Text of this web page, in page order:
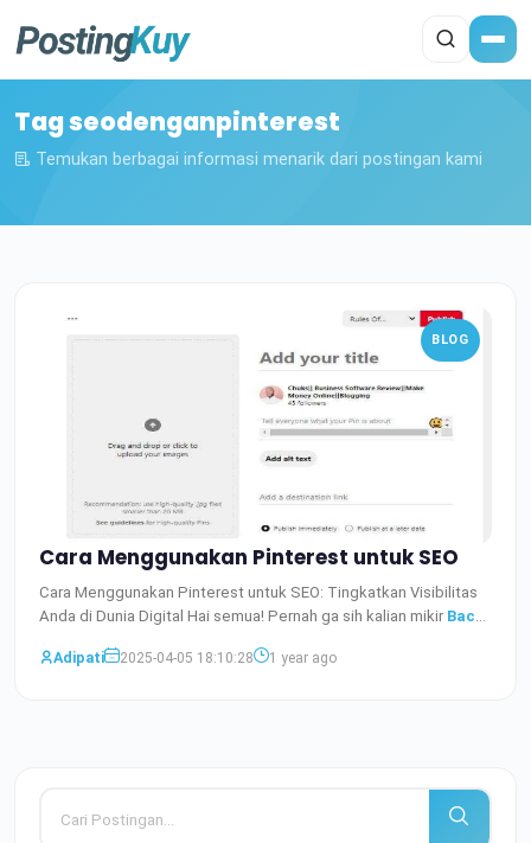
Tag seodenganpinterest
Temukan berbagai informasi menarik dari postingan kami
BLOG
Cara Menggunakan Pinterest untuk SEO
Cara Menggunakan Pinterest untuk SEO: Tingkatkan Visibilitas
Anda di Dunia Digital Hai semua! Pernah ga sih kalian mikir Baca
Adipati
2025-04-05 18:10:28 1 year ago